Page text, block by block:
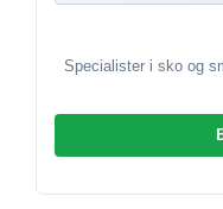
Specialister i sko og